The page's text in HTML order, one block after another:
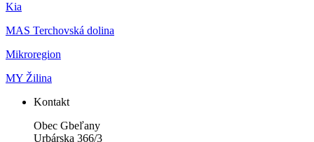
Kia
MAS Terchovská dolina
Mikroregion
MY Žilina
Kontakt
Obec Gbeľany
Urbárska 366/3